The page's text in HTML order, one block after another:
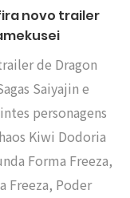
novo trailer
de Dragon
Saiyajin e
personagens
Kiwi Dodoria
Forma Freeza,
Freeza, Poder